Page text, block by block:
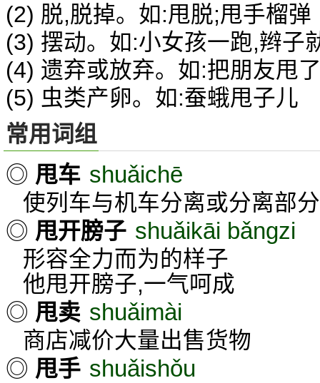
(2) 脱,脱掉。如:甩脱;甩手榴弹
(3) 摆动。如:小女孩一跑,辫子
(4) 遗弃或放弃。如:把朋友甩
(5) 虫类产卵。如:蚕蛾甩子儿
常用词组
◎ 甩车 shuǎichē
使列车与机车分离或分离部
◎ 甩开膀子 shuǎikāi bǎngzi
形容全力而为的样子
他甩开膀子,一气呵成
◎ 甩卖 shuǎimài
商店减价大量出售货物
◎ 甩手 shuǎishǒu